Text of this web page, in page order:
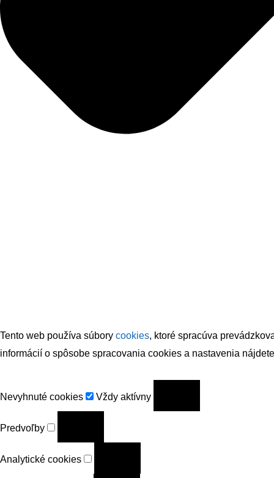
Tento web používa súbory cookies, ktoré spracúva
informácií o spôsobe spracovania cookies a nastavenia
Nevyhnuté cookies Vždy aktívny
Predvoľby
Analytické cookies